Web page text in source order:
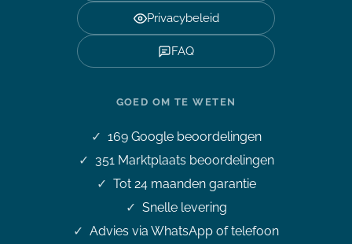
Privacybeleid
FAQ
GOED OM TE WETEN
169Google beoordelingen
351Marktplaats beoordelingen
Tot 24 maanden garantie
Snelle levering
Advies via WhatsApp of telefoon